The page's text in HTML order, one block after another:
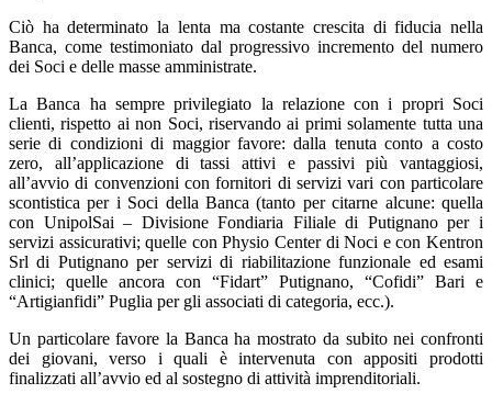
Ciò ha determinato la lenta ma costante crescita di fiducia nella
Banca, come testimoniato dal progressivo incremento del numero
dei Soci e delle masse amministrate.
La Banca ha sempre privilegiato la relazione con i propri Soci
clienti, rispetto ai non Soci, riservando ai primi solamente tutta una
serie di condizioni di maggior favore: dalla tenuta conto a costo
zero, all’applicazione di tassi attivi e passivi più vantaggiosi,
all’avvio di convenzioni con fornitori di servizi vari con particolare
scontistica per i Soci della Banca (tanto per citarne alcune: quella
con UnipolSai – Divisione Fondiaria Filiale di Putignano per i
servizi assicurativi; quelle con Physio Center di Noci e con Kentron
Srl di Putignano per servizi di riabilitazione funzionale ed esami
clinici; quelle ancora con “Fidart” Putignano, “Cofidi” Bari e
“Artigianfidi” Puglia per gli associati di categoria, ecc.).
Un particolare favore la Banca ha mostrato da subito nei confronti
dei giovani, verso i quali è intervenuta con appositi prodotti
finalizzati all’avvio ed al sostegno di attività imprenditoriali.